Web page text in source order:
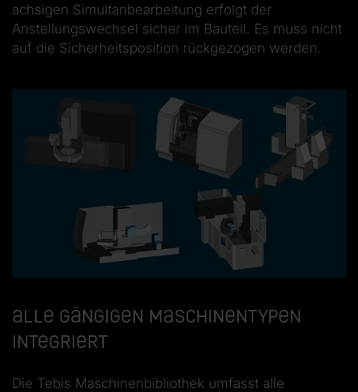
achsigen Simultanbearbeitung erfolgt der
Anstellungswechsel sicher im Bauteil. Es muss nicht
auf die Sicherheitsposition rückgezogen werden.
Alle gängigen Maschinentypen
integriert
Die Tebis Maschinenbibliothek umfasst alle